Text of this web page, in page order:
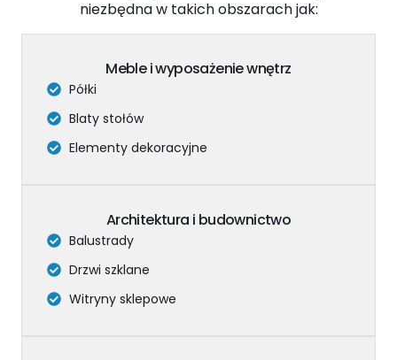
niezbędna w takich obszarach jak:
Meble i wyposażenie wnętrz
Półki
Blaty stołów
Elementy dekoracyjne
Architektura i budownictwo
Balustrady
Drzwi szklane
Witryny sklepowe